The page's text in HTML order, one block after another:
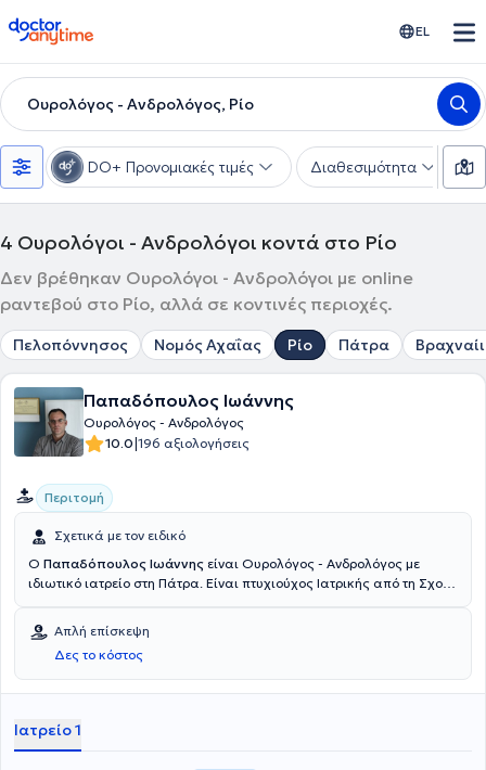
doctoranytime EL
Ουρολόγος - Ανδρολόγος, Ρίο
DO+ Προνομιακές τιμές Διαθεσιμότητα
4 Ουρολόγοι - Ανδρολόγοι κοντά στο Ρίο
Δεν βρέθηκαν Ουρολόγοι - Ανδρολόγοι με online
ραντεβού στο Ρίο, αλλά σε κοντινές περιοχές.
Πελοπόννησος Νομός Αχαΐας Ρίο Πάτρα
Παπαδόπουλος Ιωάννης
Ουρολόγος - Ανδρολόγος
10.0|196 αξιολογήσεις
Περιτομή
Σχετικά με τον ειδικό
Ο Παπαδόπουλος Ιωάννης είναι Ουρολόγος - Ανδρολόγος με
ιδιωτικό ιατρείο στη Πάτρα. Είναι πτυχιούχος Ιατρικής από τη Σχολή
Ουρολογική κλινική του Πανεπιστημιακού Γενικού Νοσοκομείου
Πατρών. Ο γιατρός στο ιατρείο του καλύπτει όλο το φάσμα των
υπηρεσιών της ουρολογίας - ανδρολογίας, όπως εξέταση
προστάτη, κυστεοσκόπηση, ουρολοιμώξεις, νεφρολιθίαση, φίμωση,
Απλή επίσκεψη
Δες το κόστος
Ιατρείο 1